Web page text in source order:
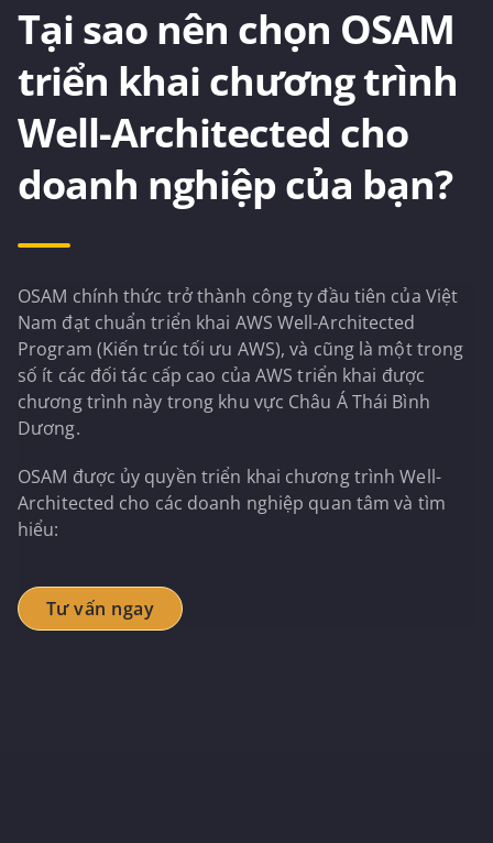
Tại sao nên chọn OSAM
triển khai chương trình
Well-Architected cho
doanh nghiệp của bạn?
OSAM chính thức trở thành công ty đầu tiên của Việt
Nam đạt chuẩn triển khai AWS Well-Architected
Program (Kiến trúc tối ưu AWS), và cũng là một trong
số ít các đối tác cấp cao của AWS triển khai được
chương trình này trong khu vực Châu Á Thái Bình
Dương.
OSAM được ủy quyền triển khai chương trình Well-
Architected cho các doanh nghiệp quan tâm và tìm
hiểu:
Tư vấn ngay